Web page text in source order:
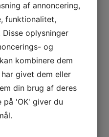
Sytråd og twine Spun Nylon
af annoncering,
funktionalitet,
oplysninger
og
kombinere dem
givet dem eller
din brug af deres
på 'OK' giver du